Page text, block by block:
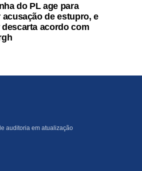
do PL age para
acusação de estupro, e
descarta acordo com
auditoria em atualização